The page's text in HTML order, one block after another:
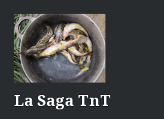
contenu
La Saga TnT